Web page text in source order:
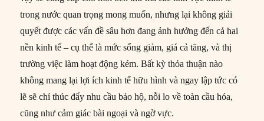
trong nước quan trọng mong muốn, nhưng lại không giải
quyết được các vấn đề sâu hơn đang ảnh hưởng đến cả hai
nền kinh tế – cụ thể là mức sống giảm, giá cả tăng, và thị
trường việc làm hoạt động kém. Bất kỳ thỏa thuận nào
không mang lại lợi ích kinh tế hữu hình và ngay lập tức có
lẽ sẽ chỉ thúc đẩy nhu cầu bảo hộ, nỗi lo về toàn cầu hóa,
cũng như cảm giác bài ngoại và ngờ vực.